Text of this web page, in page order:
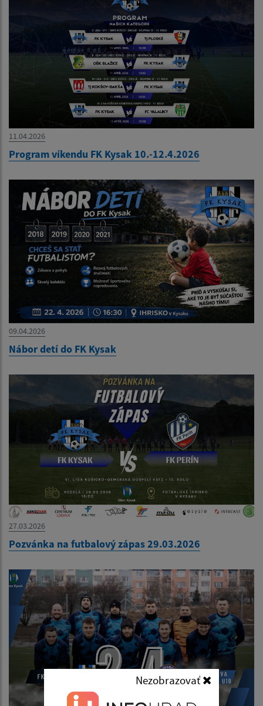
Nezobrazovať
11.04.2026
Program víkendu FK Kysak 10.-12.4.2026
09.04.2026
Nábor detí do FK Kysak
27.03.2026
Pozvánka na futbalový zápas 29.03.2026